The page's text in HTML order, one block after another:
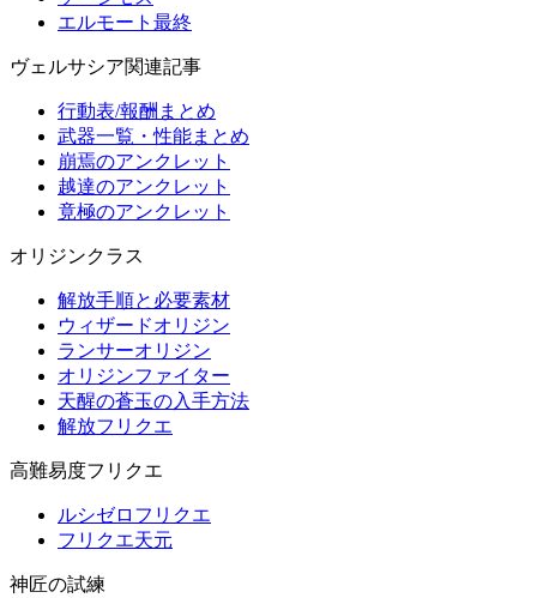
エルモート最終
ヴェルサシア関連記事
行動表/報酬まとめ
武器一覧・性能まとめ
崩焉のアンクレット
越達のアンクレット
竟極のアンクレット
オリジンクラス
解放手順と必要素材
ウィザードオリジン
ランサーオリジン
オリジンファイター
天醒の蒼玉の入手方法
解放フリクエ
高難易度フリクエ
ルシゼロフリクエ
フリクエ天元
神匠の試練